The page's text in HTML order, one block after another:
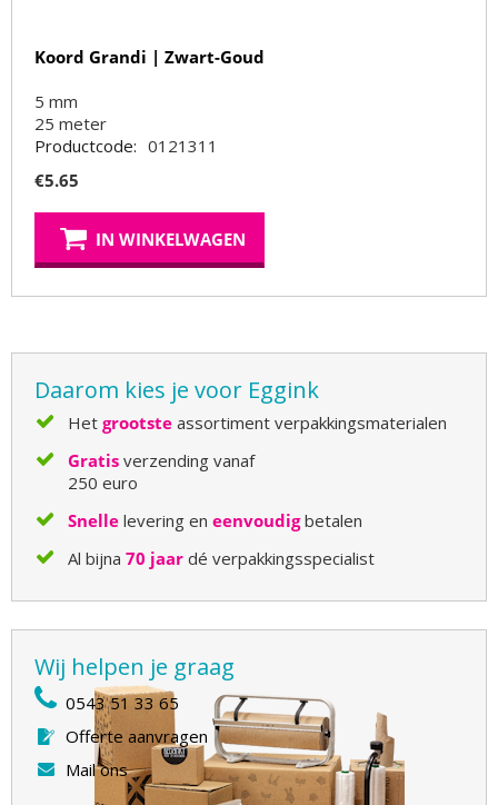
Koord Grandi | Zwart-Goud
5 mm
25 meter
Productcode: 0121311
€5.65
IN WINKELWAGEN
Daarom kies je voor Eggink
Het grootste assortiment verpakkingsmaterialen
Gratis verzending vanaf
250 euro
Snelle levering en eenvoudigbetalen
Al bijna 70 jaar dé verpakkingsspecialist
Wij helpen je graag
0543 51 33 65
Offerte aanvragen
Mail ons